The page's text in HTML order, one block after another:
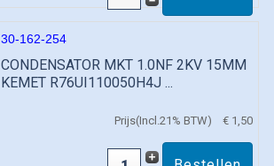
30-162-254
CONDENSATOR MKT 1.0NF 2KV 15MM
KEMET R76UI110050H4J ...
Prijs(Incl.21% BTW) € 1,50